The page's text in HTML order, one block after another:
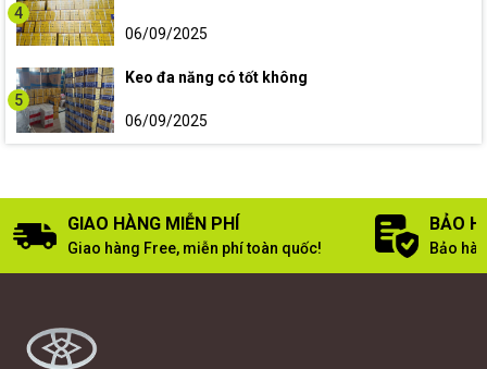
4
06/09/2025
5
Keo đa năng có tốt không
06/09/2025
GIAO HÀNG MIỄN PHÍ
Giao hàng Free, miễn phí toàn quốc!
BẢO
Bảo